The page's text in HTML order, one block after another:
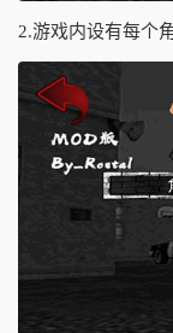
2.游戏内设有每个